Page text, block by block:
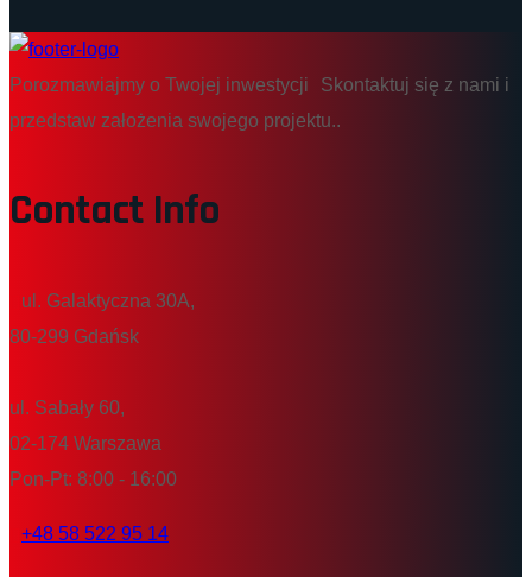
Porozmawiajmy o Twojej inwestycji Skontaktuj się z nami i
przedstaw założenia swojego projektu..
Contact Info
ul. Galaktyczna 30A,
80-299 Gdańsk
ul. Sabały 60,
02-174 Warszawa
Pon-Pt: 8:00 - 16:00
+48 58 522 95 14